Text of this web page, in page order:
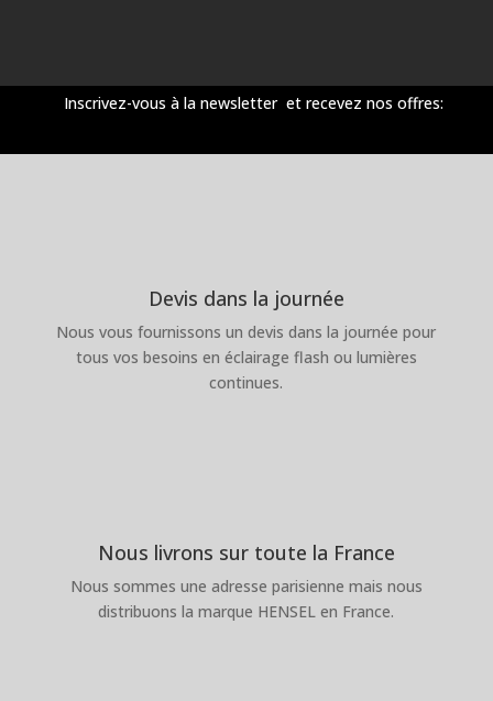
Inscrivez-vous à la newsletter et recevez nos offres:
Devis dans la journée
Nous vous fournissons un devis dans la journée pour
tous vos besoins en éclairage flash ou lumières
continues.
Nous livrons sur toute la France
Nous sommes une adresse parisienne mais nous
distribuons la marque HENSEL en France.